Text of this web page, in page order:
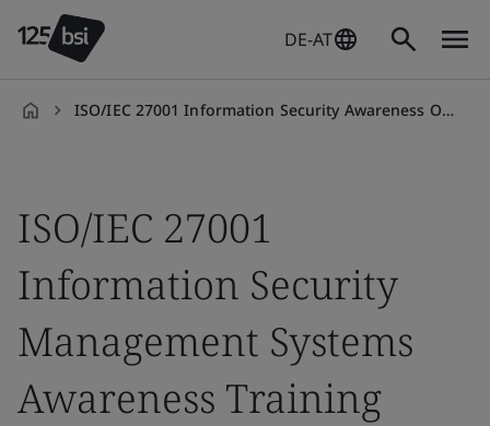
DE-AT
ISO/IEC 27001 Information Security Awareness On-demand
ISO/IEC 27001
Information Security
Management Systems
Awareness Training